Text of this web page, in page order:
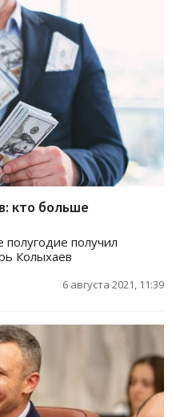
кто больше
получил
Колыхаев
6 августа 2021, 11:39